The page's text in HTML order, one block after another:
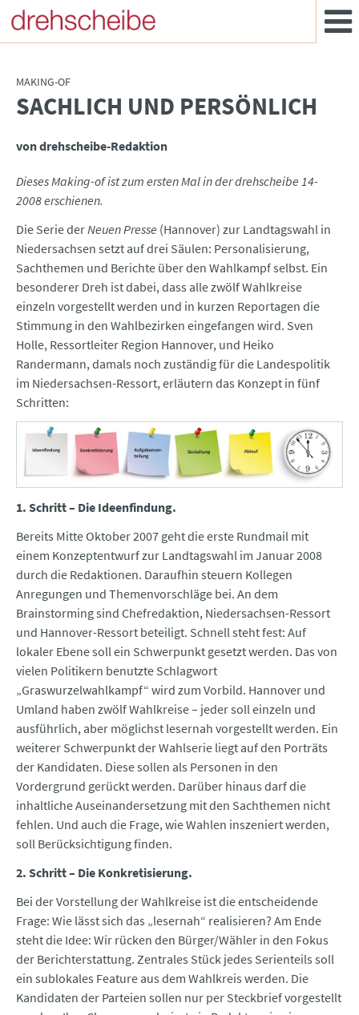
MAKING-OF
:SACHLICH UND PERSÖNLICH
von drehscheibe-Redaktion
Dieses Making-of ist zum ersten Mal in der drehscheibe 14-
2008 erschienen.
Die Serie derNeuen Presse (Hannover) zur Landtagswahl in
Niedersachsen setzt auf drei Säulen: Personalisierung,
Sachthemen und Berichte über den Wahlkampf selbst. Ein
besonderer Dreh ist dabei, dass alle zwölf Wahlkreise
einzeln vorgestellt werden und in kurzen Reportagen die
Stimmung in den Wahlbezirken eingefangen wird. Sven
Holle, Ressortleiter Region Hannover, und Heiko
Randermann, damals noch zuständig für die Landespolitik
im Niedersachsen-Ressort, erläutern das Konzept in fünf
Schritten:
1. Schritt – Die Ideenfindung.
Bereits Mitte Oktober 2007 geht die erste Rundmail mit
einem Konzeptentwurf zur Landtagswahl im Januar 2008
durch die Redaktionen. Daraufhin steuern Kollegen
Anregungen und Themenvorschläge bei. An dem
Brainstorming sind Chefredaktion, Niedersachsen-Ressort
und Hannover-Ressort beteiligt. Schnell steht fest: Auf
lokaler Ebene soll ein Schwerpunkt gesetzt werden. Das von
vielen Politikern benutzte Schlagwort
„Graswurzelwahlkampf“ wird zum Vorbild. Hannover und
Umland haben zwölf Wahlkreise – jeder soll einzeln und
ausführlich, aber möglichst lesernah vorgestellt werden. Ein
weiterer Schwerpunkt der Wahlserie liegt auf den Porträts
der Kandidaten. Diese sollen als Personen in den
Vordergrund gerückt werden. Darüber hinaus darf die
inhaltliche Auseinandersetzung mit den Sachthemen nicht
fehlen. Und auch die Frage, wie Wahlen inszeniert werden,
soll Berücksichtigung finden.
2. Schritt – Die Konkretisierung.
Bei der Vorstellung der Wahlkreise ist die entscheidende
Frage: Wie lässt sich das „lesernah“ realisieren? Am Ende
steht die Idee: Wir rücken den Bürger/Wähler in den Fokus
der Berichterstattung. Zentrales Stück jedes Serienteils soll
ein sublokales Feature aus dem Wahlkreis werden. Die
Kandidaten der Parteien sollen nur per Steckbrief vorgestellt